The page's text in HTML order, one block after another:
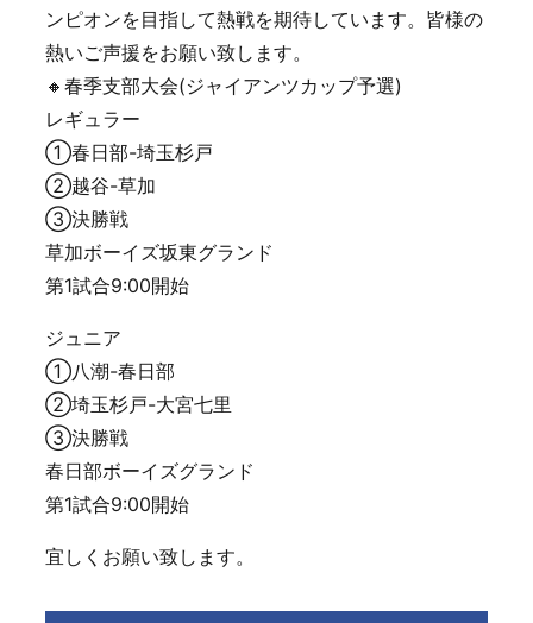
ンピオンを目指して熱戦を期待しています。皆様の
熱いご声援をお願い致します。
🔸春季支部大会(ジャイアンツカップ予選)
レギュラー
①春日部-埼玉杉戸
②越谷-草加
③決勝戦
草加ボーイズ坂東グランド
第1試合9:00開始
ジュニア
①八潮-春日部
②埼玉杉戸-大宮七里
③決勝戦
春日部ボーイズグランド
第1試合9:00開始
宜しくお願い致します。